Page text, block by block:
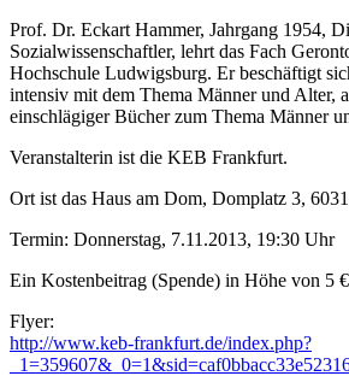
Prof. Dr. Eckart Hammer, Jahrgang 1954,
Sozialwissenschaftler, lehrt das Fach
Hochschule Ludwigsburg. Er beschäftigt
intensiv mit dem Thema Männer und Alter,
einschlägiger Bücher zum Thema Männer
Veranstalterin ist die KEB Frankfurt.
Ort ist das Haus am Dom, Domplatz 3,
Termin: Donnerstag, 7.11.2013, 19:30 Uhr
Ein Kostenbeitrag (Spende) in Höhe von 5
Flyer:
http://www.keb-frankfurt.de/index.php?